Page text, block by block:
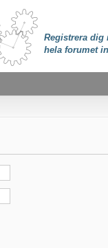
Registrera dig
hela forumet